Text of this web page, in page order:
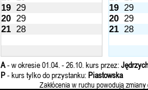
19 29 19 29
20 29 20 29
21 28 21 28
A- w okresie 01.04. - 26.10. kurs przez:
P- kurs tylko do przystanku:Piastowska
Zakłócenia w ruchu powodują